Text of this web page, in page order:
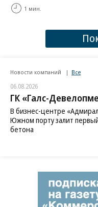
1 мин.
Новости компаний Все
06.08.2026
ГК «Галс-
В бизнес-центре
Южном порту залит
бетона